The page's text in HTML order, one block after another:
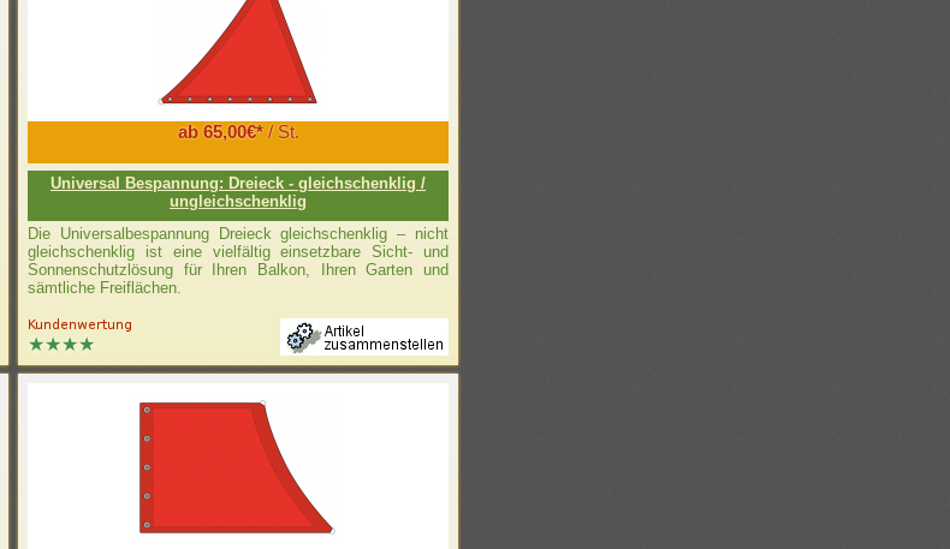
ab 65,00€*/ St.
Universal Bespannung: Dreieck - gleichschenklig /
ungleichschenklig
Die Universalbespannung Dreieck gleichschenklig – nicht
gleichschenklig ist eine vielfältig einsetzbare Sicht- und
Sonnenschutzlösung für Ihren Balkon, Ihren Garten und
sämtliche Freiflächen.